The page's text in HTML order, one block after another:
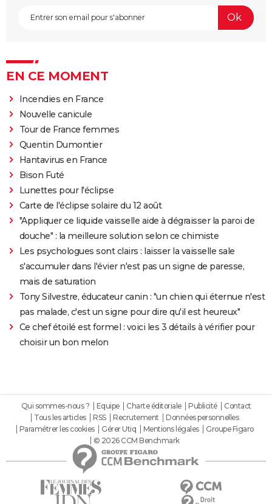
EN CE MOMENT
Incendies en France
Nouvelle canicule
Tour de France femmes
Quentin Dumontier
Hantavirus en France
Bison Futé
Lunettes pour l'éclipse
Carte de l'éclipse solaire du 12 août
"Appliquer ce liquide vaisselle aide à dégraisser la paroi de
douche" : la meilleure solution selon ce chimiste
Les psychologues sont clairs : laisser la vaisselle sale
s'accumuler dans l'évier n'est pas un signe de paresse,
mais de saturation
Tony Silvestre, éducateur canin : "un chien qui éternue n'est
pas malade, c'est un signe pour dire qu'il est heureux"
Ce chef étoilé est formel : voici les 3 détails à vérifier pour
choisir un bon melon
Qui sommes-nous ? Equipe Charte éditoriale Publicité
Contact
Tous les articles
RSS Recrutement
Données personnelles
Paramétrer les cookies
Gérer Utiq Mentions légales
Groupe Figaro
© 2026 CCM Benchmark